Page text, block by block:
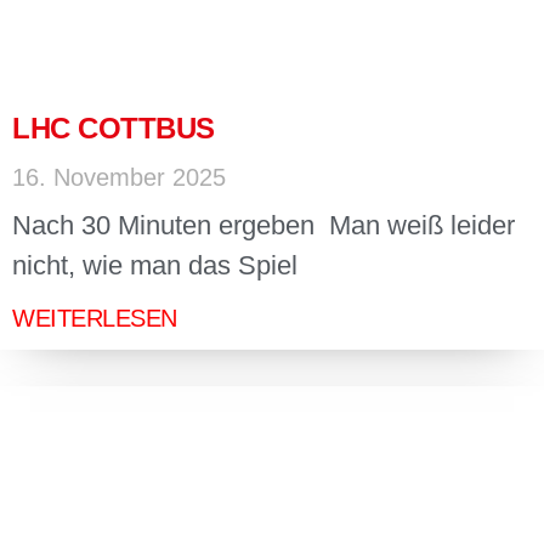
LHC COTTBUS
16. November 2025
Nach 30 Minuten ergeben Man weiß leider
nicht, wie man das Spiel
WEITERLESEN